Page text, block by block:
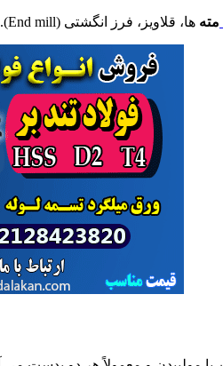
مته ها، قلاویز، فرز انگشتی (End mill). تیغچه تراشکاری، هاب چرخنده تراشی و تیغه های اره گردبر است.